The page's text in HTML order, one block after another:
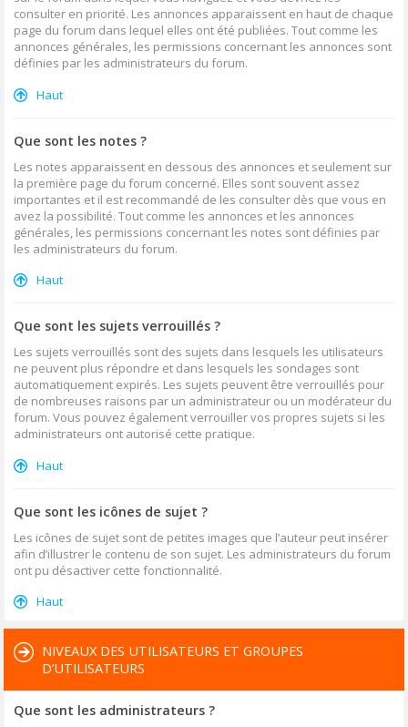
consulter en priorité. Les annonces apparaissent en haut de chaque
page du forum dans lequel elles ont été publiées. Tout comme les
annonces générales, les permissions concernant les annonces sont
définies par les administrateurs du forum.
Haut
Que sont les notes ?
Les notes apparaissent en dessous des annonces et seulement sur
la première page du forum concerné. Elles sont souvent assez
importantes et il est recommandé de les consulter dès que vous en
avez la possibilité. Tout comme les annonces et les annonces
générales, les permissions concernant les notes sont définies par
les administrateurs du forum.
Haut
Que sont les sujets verrouillés ?
Les sujets verrouillés sont des sujets dans lesquels les utilisateurs
ne peuvent plus répondre et dans lesquels les sondages sont
automatiquement expirés. Les sujets peuvent être verrouillés pour
de nombreuses raisons par un administrateur ou un modérateur du
forum. Vous pouvez également verrouiller vos propres sujets si les
administrateurs ont autorisé cette pratique.
Haut
Que sont les icônes de sujet ?
Les icônes de sujet sont de petites images que l’auteur peut insérer
afin d’illustrer le contenu de son sujet. Les administrateurs du forum
ont pu désactiver cette fonctionnalité.
Haut
NIVEAUX DES UTILISATEURS ET GROUPES
D’UTILISATEURS
Que sont les administrateurs ?